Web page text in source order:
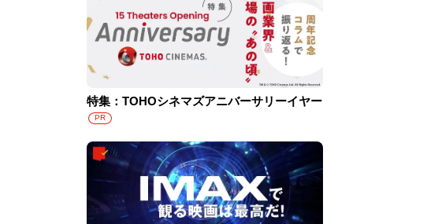
特集：TOHOシネマズアニバーサリーイヤー
PR